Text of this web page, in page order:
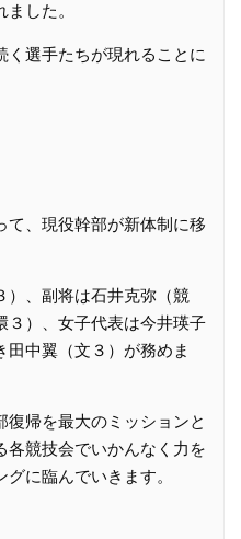
した。
く選手たちが現れることに
て、現役幹部が新体制に移
）、副将は石井克弥（競
３）、女子代表は今井瑛子
田中翼（文３）が務めま
帰を最大のミッションと
各競技会でいかんなく力を
に臨んでいきます。